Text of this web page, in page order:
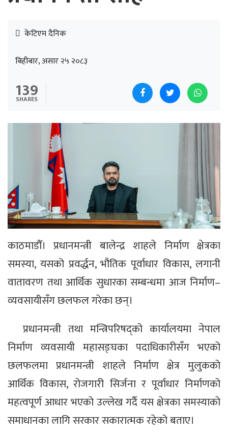
केटिएम दैनिक
बिहीबार, असार २५ २०८३
139
SHARES
काठमाडौँ। प्रधानमन्त्री बालेन्द्र शाहले निर्माण क्षेत्रका
समस्या, यसको प्रवर्द्धन, भौतिक पूर्वाधार विकास, लगानी
वातावरण तथा आर्थिक सुधारका सम्बन्धमा आज निर्माण–
व्यवसायीसँग छलफल गरेका छन्।
प्रधानमन्त्री तथा मन्त्रिपरिषद्को कार्यालयमा नेपाल
निर्माण व्यवसायी महासङ्घका पदाधिकारीसँग भएको
छलफलमा प्रधानमन्त्री शाहले निर्माण क्षेत्र मुलुकको
आर्थिक विकास, रोजगारी सिर्जना र पूर्वाधार निर्माणको
महत्वपूर्ण आधार भएको उल्लेख गर्दै यस क्षेत्रका समस्याको
समाधानका लागि सरकार सकारात्मक रहेको बताए।